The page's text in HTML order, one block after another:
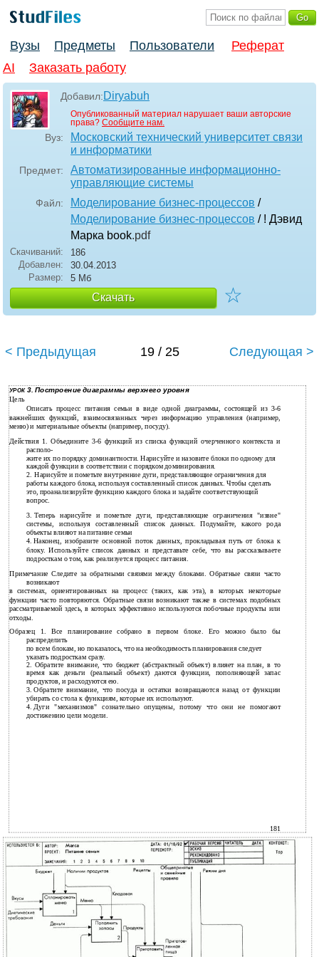
Вузы Предметы Пользователи
Реферат
AI
Заказать работу
Добавил:Diryabuh
Опубликованный материал нарушает ваши авторские
права? Сообщите нам.
Вуз:
Московский технический университет связи
и информатики
Предмет:
Автоматизированные информационно-
управляющие системы
Файл: Моделирование бизнес-процессов /
Моделирование бизнес-процессов / ! Дэвид
Марка book.pdf
Скачиваний:
186
Добавлен:
30.04.2013
Размер:
5 Мб
Скачать ☆
< Предыдущая 19 / 25 Следующая >
УРОК3. Построение диаграммы верхнего уровня
Цель
Описать процесс питания семьи в виде одной диаграммы, состоящей из 3-6
важнейших функций, взаимосвязанных через информацию управления (например,
меню) и материальные объекты (например, посуду).
Действия 1. Объедините 3-6 функций из списка функций очерченного контекста и
располо-
жите их по порядку доминантности. Нарисуйте и назовите блоки по одному для
каждой функции в соответствии с порядком доминирования.
2. Нарисуйте и пометьте внутренние дуги, представляющие ограничения для
работы каждого блока, используя составленный список данных. Чтобы сделать
это, проанализируйте функцию каждого блока и задайте соответствующий
вопрос.
3. Теперь нарисуйте и пометьте дуги, представляющие ограничения "извне"
системы, используя составленный список данных. Подумайте, какого рода
объекты влияют на питание семьи
4. Наконец, изобразите основной поток данных, прокладывая путь от блока к
блоку. Используйте список данных и представьте себе, что вы рассказываете
подросткам о том, как реализуется процесс питания.
Примечание Следите за обратными связями между блоками. Обратные связи часто
возникают
в системах, ориентированных на процесс (таких, как эта), в которых некоторые
функции часто повторяются. Обратные связи возникают также в системах подобных
рассматриваемой здесь, в которых эффективно используются побочные продукты или
отходы.
Образец 1. Все планирование собрано в первом блоке. Его можно было бы
распределить
по всем блокам, но показалось, что на необходимость планирования следует
указать подросткам сразу.
2. Обратите внимание, что бюджет (абстрактный объект) влияет на план, в то
время как деньги (реальный объект) даются функции, пополняющей запас
продуктов, и расходуются ею.
3. Обратите внимание, что посуда и остатки возвращаются назад от функции
убирать со стола к функциям, которые их используют.
4. Дуги "механизмов" сознательно опущены, потому что они не помогают
достижению цели модели.
181